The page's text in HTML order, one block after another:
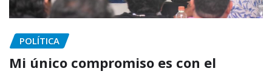
POLÍTICA
Mi único compromiso es con el